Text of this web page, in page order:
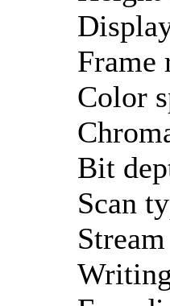
Frame
Color
Bit
Scan